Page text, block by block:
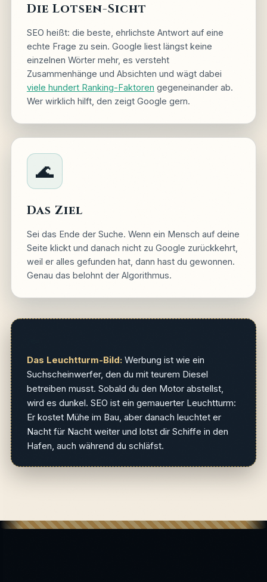
Die Lotsen-Sicht
SEO heißt: die beste, ehrlichste Antwort auf eine
echte Frage zu sein. Google liest längst keine
einzelnen Wörter mehr, es versteht
Zusammenhänge und Absichten und wägt dabei
viele hundert Ranking-Faktoren gegeneinander ab.
Wer wirklich hilft, den zeigt Google gern.
🌊
Das Ziel
Sei das Ende der Suche. Wenn ein Mensch auf deine
Seite klickt und danach nicht zu Google zurückkehrt,
weil er alles gefunden hat, dann hast du gewonnen.
Genau das belohnt der Algorithmus.
Das Leuchtturm-Bild:Werbung ist wie ein
Suchscheinwerfer, den du mit teurem Diesel
betreiben musst. Sobald du den Motor abstellst,
wird es dunkel. SEO ist ein gemauerter Leuchtturm:
Er kostet Mühe im Bau, aber danach leuchtet er
Nacht für Nacht weiter und lotst dir Schiffe in den
Hafen, auch während du schläfst.